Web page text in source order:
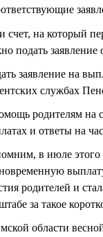
счет, на который
подать заявление
заявление на
службах
родителям на
и ответы на
в июле этого
родителей и
за такое
области